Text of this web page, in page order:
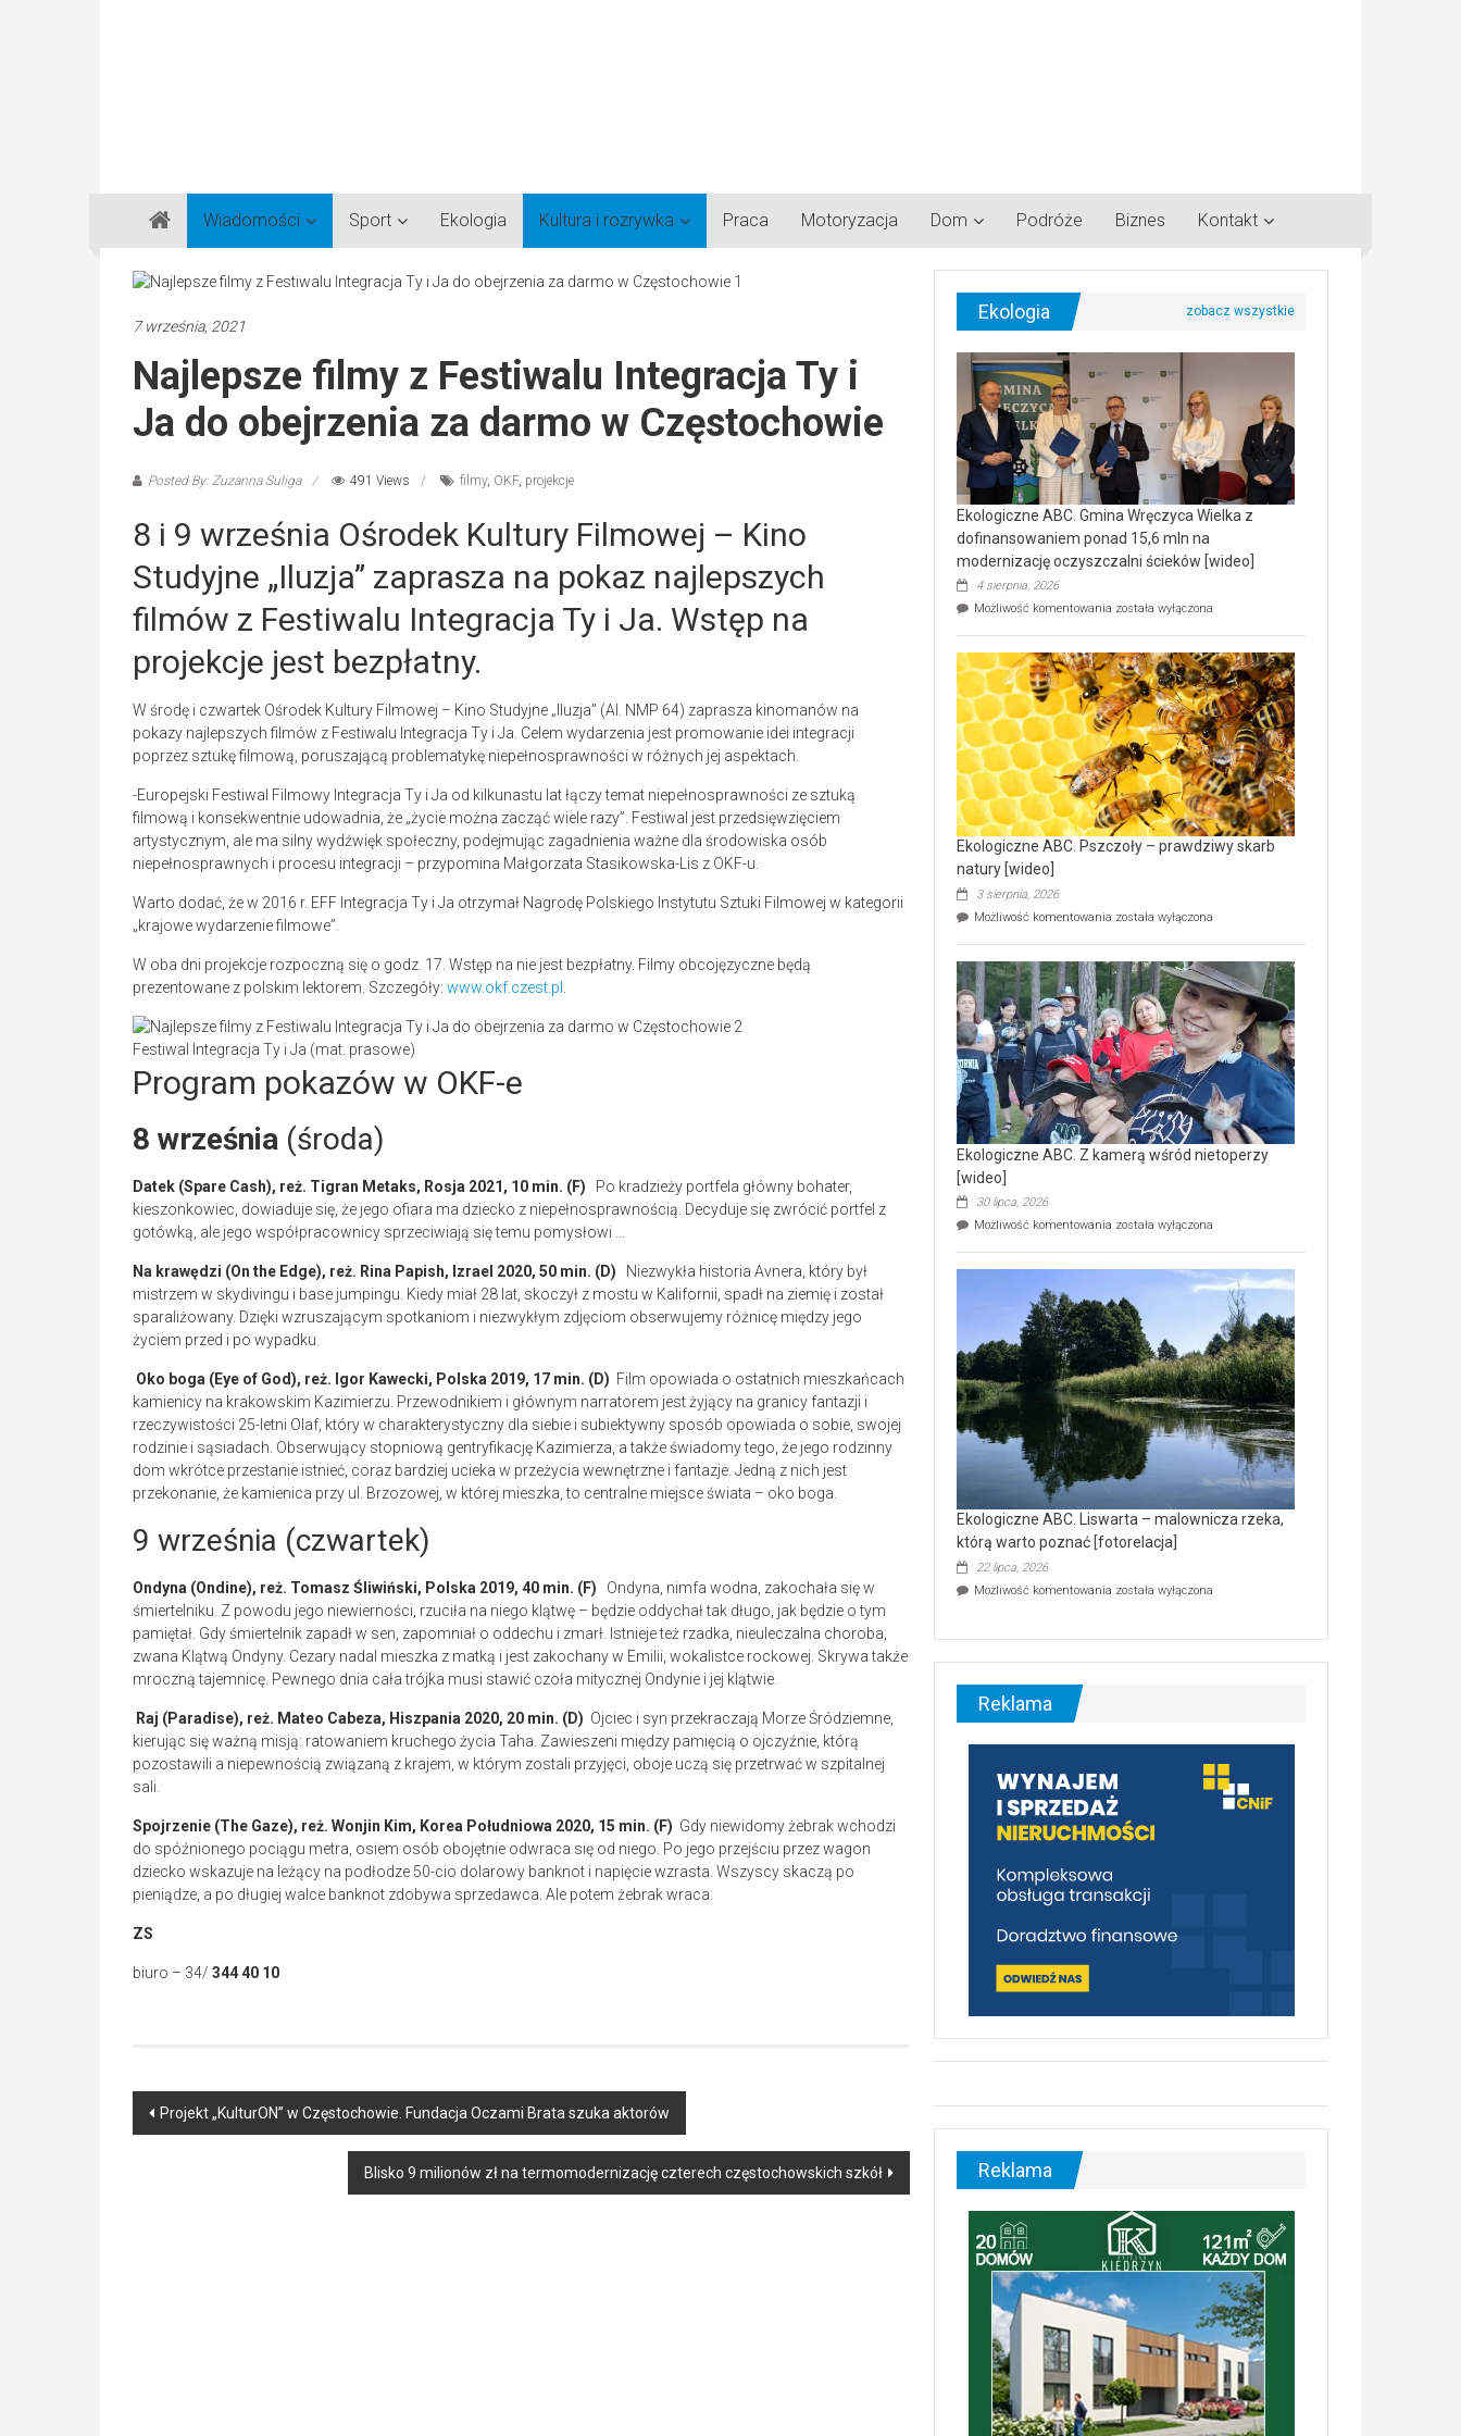
Gazeta
Regionalna
Częstochowa,
Lubliniec,
Wiadomości Sport Ekologia Kultura i rozrywka Praca Motoryzacja Dom Podróże Biznes Kontakt
7 września, 2021
Najlepsze filmy z Festiwalu Integracja Ty i
Ja do obejrzenia za darmo w Częstochowie
Posted By: Zuzanna Suliga 491 Views filmy, OKF, projekcje
8 i 9 września Ośrodek Kultury Filmowej – Kino
Studyjne „Iluzja” zaprasza na pokaz najlepszych
filmów z Festiwalu Integracja Ty i Ja. Wstęp na
projekcje jest bezpłatny.
W środę i czwartek Ośrodek Kultury Filmowej – Kino Studyjne „Iluzja” (Al. NMP 64) zaprasza kinomanów na
pokazy najlepszych filmów z Festiwalu Integracja Ty i Ja. Celem wydarzenia jest promowanie idei integracji
poprzez sztukę filmową, poruszającą problematykę niepełnosprawności w różnych jej aspektach.
-Europejski Festiwal Filmowy Integracja Ty i Ja od kilkunastu lat łączy temat niepełnosprawności ze sztuką
filmową i konsekwentnie udowadnia, że „życie można zacząć wiele razy”. Festiwal jest przedsięwzięciem
artystycznym, ale ma silny wydźwięk społeczny, podejmując zagadnienia ważne dla środowiska osób
niepełnosprawnych i procesu integracji – przypomina Małgorzata Stasikowska-Lis z OKF-u.
Warto dodać, że w 2016 r. EFF Integracja Ty i Ja otrzymał Nagrodę Polskiego Instytutu Sztuki Filmowej w kategorii
„krajowe wydarzenie filmowe”.
W oba dni projekcje rozpoczną się o godz. 17. Wstęp na nie jest bezpłatny. Filmy obcojęzyczne będą
prezentowane z polskim lektorem. Szczegóły: www.okf.czest.pl .
Festiwal Integracja Ty i Ja (mat. prasowe)
Program pokazów w OKF-e
8 września (środa)
Datek (Spare Cash), reż. Tigran Metaks, Rosja 2021, 10 min. (F) Po kradzieży portfela główny bohater,
kieszonkowiec, dowiaduje się, że jego ofiara ma dziecko z niepełnosprawnością. Decyduje się zwrócić portfel z
gotówką, ale jego współpracownicy sprzeciwiają się temu pomysłowi …
Na krawędzi (On the Edge), reż. Rina Papish, Izrael 2020, 50 min. (D)
Niezwykła historia Avnera, który był
mistrzem w skydivingu i base jumpingu. Kiedy miał 28 lat, skoczył z mostu w Kalifornii, spadł na ziemię i został
sparaliżowany. Dzięki wzruszającym spotkaniom i niezwykłym zdjęciom obserwujemy różnicę między jego
życiem przed i po wypadku.
Oko boga (Eye of God), reż. Igor Kawecki, Polska 2019, 17 min. (D) Film opowiada o ostatnich mieszkańcach
kamienicy na krakowskim Kazimierzu. Przewodnikiem i głównym narratorem jest żyjący na granicy fantazji i
rzeczywistości 25-letni Olaf, który w charakterystyczny dla siebie i subiektywny sposób opowiada o sobie, swojej
rodzinie i sąsiadach. Obserwujący stopniową gentryfikację Kazimierza, a także świadomy tego, że jego rodzinny
dom wkrótce przestanie istnieć, coraz bardziej ucieka w przeżycia wewnętrzne i fantazje. Jedną z nich jest
przekonanie, że kamienica przy ul. Brzozowej, w której mieszka, to centralne miejsce świata – oko boga.
9 września (czwartek)
Ondyna (Ondine), reż. Tomasz Śliwiński, Polska 2019, 40 min. (F) Ondyna, nimfa wodna, zakochała się w
śmiertelniku. Z powodu jego niewierności, rzuciła na niego klątwę – będzie oddychał tak długo, jak będzie o tym
pamiętał. Gdy śmiertelnik zapadł w sen, zapomniał o oddechu i zmarł. Istnieje też rzadka, nieuleczalna choroba,
zwana Klątwą Ondyny. Cezary nadal mieszka z matką i jest zakochany w Emilii, wokalistce rockowej. Skrywa także
mroczną tajemnicę. Pewnego dnia cała trójka musi stawić czoła mitycznej Ondynie i jej klątwie.
Raj (Paradise), reż. Mateo Cabeza, Hiszpania 2020, 20 min. (D) Ojciec i syn przekraczają Morze Śródziemne,
kierując się ważną misją: ratowaniem kruchego życia Taha. Zawieszeni między pamięcią o ojczyźnie, którą
pozostawili a niepewnością związaną z krajem, w którym zostali przyjęci, oboje uczą się przetrwać w szpitalnej
sali.
Spojrzenie (The Gaze), reż. Wonjin Kim, Korea Południowa 2020, 15 min. (F) Gdy niewidomy żebrak wchodzi
do spóźnionego pociągu metra, osiem osób obojętnie odwraca się od niego. Po jego przejściu przez wagon
dziecko wskazuje na leżący na podłodze 50-cio dolarowy banknot i napięcie wzrasta. Wszyscy skaczą po
pieniądze, a po długiej walce banknot zdobywa sprzedawca. Ale potem żebrak wraca.
ZS
biuro – 34/ 344 40 10
Post
Projekt „KulturON” w Częstochowie. Fundacja Oczami Brata szuka aktorów
Blisko 9 milionów zł na termomodernizację czterech częstochowskich szkół
Ekologia
Ekologiczne ABC. Gmina Wręczyca Wielka z
dofinansowaniem ponad 15,6 mln na
modernizację oczyszczalni ścieków [wideo]
4 sierpnia, 2026
Możliwość komentowania Ekologiczne
Wręczyca
Wielka
z
dofinansowaniem
ponad
15,6
mln
na
modernizację
oczyszczalni
ścieków
[wideo]
została wyłączona
Ekologiczne ABC. Pszczoły – prawdziwy skarb
natury [wideo]
3 sierpnia, 2026
Możliwość komentowania Ekologiczne
–
prawdziwy
skarb
natury
[wideo]
została wyłączona
Ekologiczne ABC. Z kamerą wśród nietoperzy
[wideo]
30 lipca, 2026
Możliwość komentowania Ekologiczne
wśród
nietoperzy
[wideo]
została wyłączona
Ekologiczne ABC. Liswarta – malownicza rzeka,
którą warto poznać [fotorelacja]
22 lipca, 2026
Możliwość komentowania Ekologiczne
–
malownicza
[fotorelacja]
została wyłączona
Reklama
Reklama